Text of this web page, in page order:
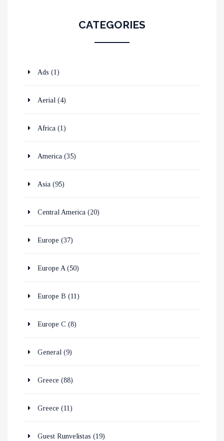
CATEGORIES
Ads (1)
Aerial (4)
Africa (1)
America (35)
Asia (95)
Central America (20)
Europe (37)
Europe A(50)
Europe B (11)
Europe C (8)
General (9)
Greece (88)
Greece (11)
Guest Runvelistas (19)